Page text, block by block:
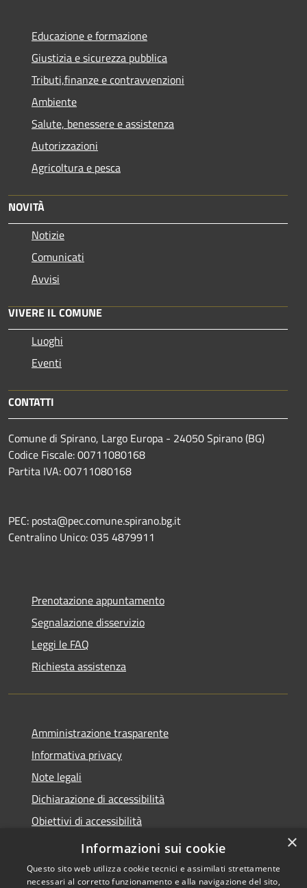
Educazione e formazione
Giustizia e sicurezza pubblica
Tributi,finanze e contravvenzioni
Ambiente
Salute, benessere e assistenza
Autorizzazioni
Agricoltura e pesca
NOVITÀ
Notizie
Comunicati
Avvisi
VIVERE IL COMUNE
Luoghi
Eventi
CONTATTI
Comune di Spirano, Largo Europa - 24050 Spirano (BG)
Codice Fiscale: 00711080168
Partita IVA: 00711080168
PEC: posta@pec.comune.spirano.bg.it
Centralino Unico: 035 4879911
Prenotazione appuntamento
Segnalazione disservizio
Leggi le FAQ
Richiesta assistenza
Amministrazione trasparente
Informativa privacy
Note legali
Dichiarazione di accessibilità
Obiettivi di accessibilità
Whistleblowing
×
Informazioni sui cookie
Questo sito web utilizza cookie tecnici e assimilati strettamente
necessari al corretto funzionamento e alla navigazione del sito,